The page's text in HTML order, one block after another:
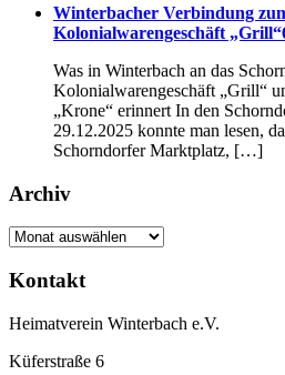
Winterbacher Verbindung
Kolonialwarengeschäft „Grill“
Was in Winterbach an das
Kolonialwarengeschäft „Grill“
„Krone“ erinnert In den
29.12.2025 konnte man lesen,
Schorndorfer Marktplatz, […]
Archiv
Archiv
Kontakt
Heimatverein Winterbach e.V.
Küferstraße 6